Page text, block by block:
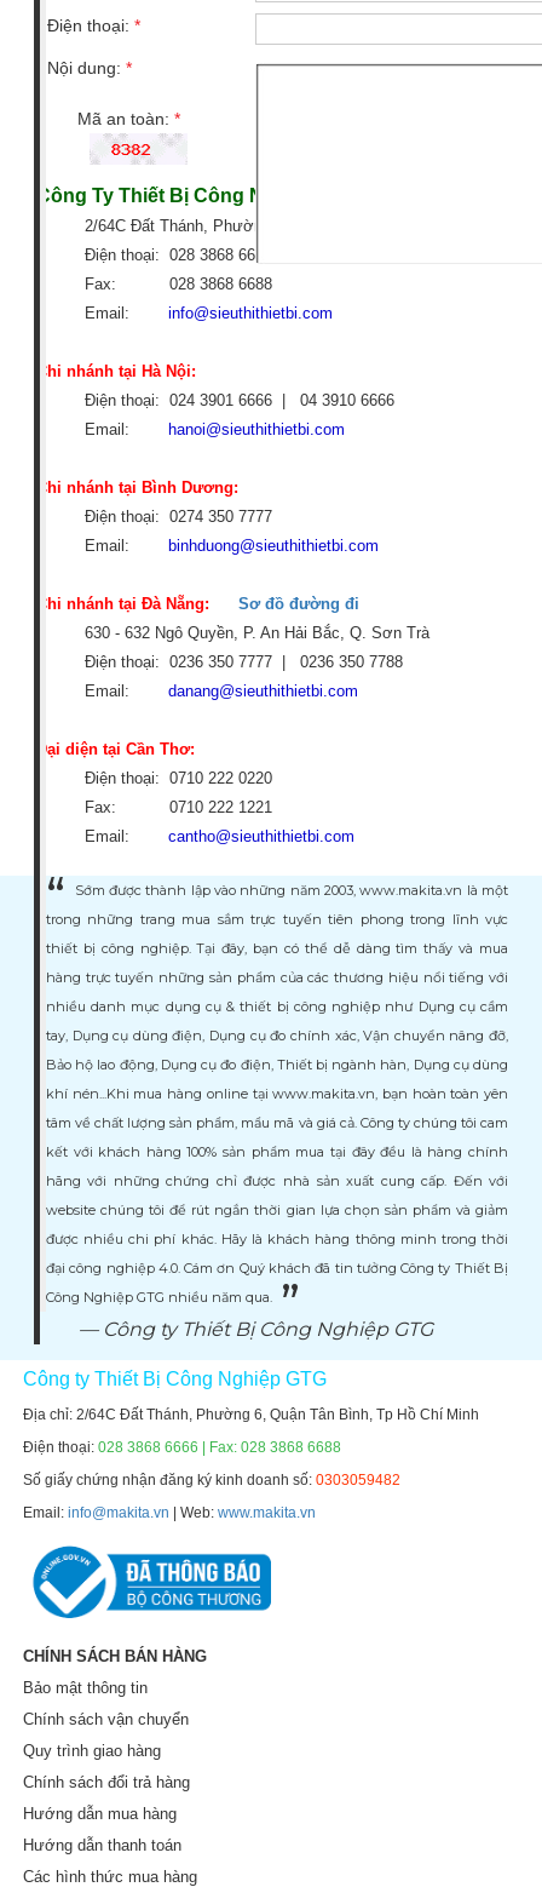
Điện thoại: *
Nội dung: *
Mã an toàn: *
Công Ty Thiết Bị Công Nghiệp GTG
2/64C Đất Thánh, Phường 6, Quận Tân Bình, TP HCM
Điện thoại: 028 3868 6666
Fax: 028 3868 6688
Email: info@sieuthithietbi.com
Chi nhánh tại Hà Nội:
Điện thoại: 024 3901 6666 | 04 3910 6666
Email: hanoi@sieuthithietbi.com
Chi nhánh tại Bình Dương:
Điện thoại: 0274 350 7777
Email: binhduong@sieuthithietbi.com
Chi nhánh tại Đà Nẵng: Sơ đồ đường đi
630 - 632 Ngô Quyền, P. An Hải Bắc, Q. Sơn Trà
Điện thoại: 0236 350 7777 | 0236 350 7788
Email:
danang@sieuthithietbi.com
Đại diện tại Cần Thơ:
Điện thoại: 0710 222 0220
Fax: 0710 222 1221
Email: cantho@sieuthithietbi.com
Sớm được thành lập vào những năm 2003, www.makita.vn là một
trong những trang mua sắm trực tuyến tiên phong trong lĩnh vực
thiết bị công nghiệp. Tại đây, bạn có thể dễ dàng tìm thấy và mua
hàng trực tuyến những sản phẩm của các thương hiệu nổi tiếng với
nhiều danh mục dụng cụ & thiết bị công nghiệp như Dụng cụ cầm
tay, Dụng cụ dùng điện, Dụng cụ đo chính xác, Vận chuyển nâng đỡ,
Bảo hộ lao động, Dụng cụ đo điện, Thiết bị ngành hàn, Dụng cụ dùng
khí nén...Khi mua hàng online tại www.makita.vn, bạn hoàn toàn yên
tâm về chất lượng sản phẩm, mẩu mã và giá cả. Công ty chúng tôi cam
kết với khách hàng 100% sản phẩm mua tại đây đều là hàng chính
hãng với những chứng chỉ được nhà sản xuất cung cấp. Đến với
website chúng tôi để rút ngắn thời gian lựa chọn sản phẩm và giảm
được nhiều chi phí khác. Hãy là khách hàng thông minh trong thời
đại công nghiệp 4.0. Cám ơn Quý khách đã tin tưởng Công ty Thiết Bị
Công Nghiệp GTG nhiều năm qua.
Công ty Thiết Bị Công Nghiệp GTG
Công ty Thiết Bị Công Nghiệp GTG
Địa chỉ: 2/64C Đất Thánh, Phường 6, Quận Tân Bình, Tp Hồ Chí Minh
Điện thoại:028 3868 6666 | Fax: 028 3868 6688
Số giấy chứng nhận đăng ký kinh doanh số:0303059482
Email:info@makita.vn | Web:www.makita.vn
CHÍNH SÁCH BÁN HÀNG
Bảo mật thông tin
Chính sách vận chuyển
Quy trình giao hàng
Chính sách đổi trả hàng
Hướng dẫn mua hàng
Hướng dẫn thanh toán
Các hình thức mua hàng